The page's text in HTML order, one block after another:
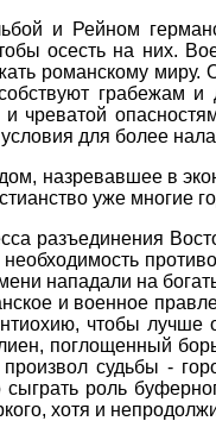
и Рейном
осесть на них.
романскому
грабежам
чреватой
для более
назревавшее в
уже многие
разъединения
нападали на
и военное
чтобы лучше
поглощенный
судьбы -
роль
хотя и